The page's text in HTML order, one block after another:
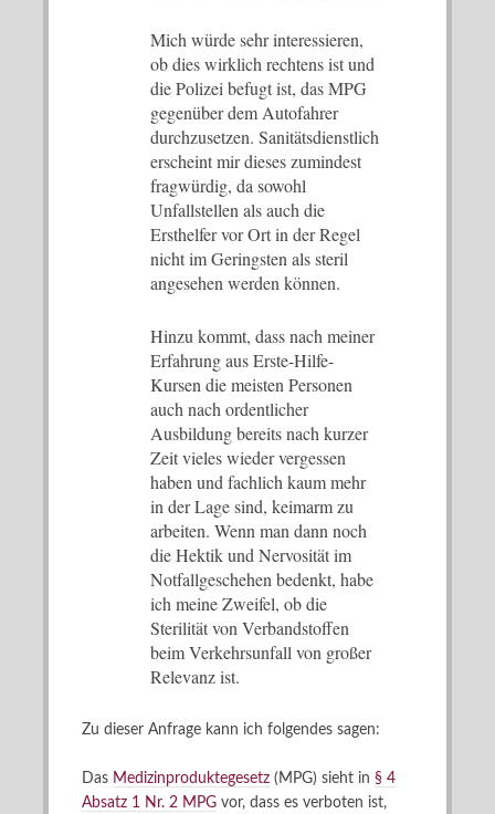
Mich würde sehr interessieren,
ob dies wirklich rechtens ist und
die Polizei befugt ist, das MPG
gegenüber dem Autofahrer
durchzusetzen. Sanitätsdienstlich
erscheint mir dieses zumindest
fragwürdig, da sowohl
Unfallstellen als auch die
Ersthelfer vor Ort in der Regel
nicht im Geringsten als steril
angesehen werden können.
Hinzu kommt, dass nach meiner
Erfahrung aus Erste-Hilfe-
Kursen die meisten Personen
auch nach ordentlicher
Ausbildung bereits nach kurzer
Zeit vieles wieder vergessen
haben und fachlich kaum mehr
in der Lage sind, keimarm zu
arbeiten. Wenn man dann noch
die Hektik und Nervosität im
Notfallgeschehen bedenkt, habe
ich meine Zweifel, ob die
Sterilität von Verbandstoffen
beim Verkehrsunfall von großer
Relevanz ist.
Zu dieser Anfrage kann ich folgendes sagen:
Das Medizinproduktegesetz (MPG) sieht in § 4
Absatz 1 Nr. 2 MPG vor, dass es verboten ist,